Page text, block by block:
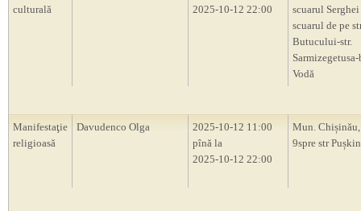
culturală
2025-10-12 22:00
scuarul
scuarul de pe
Butucului-str.
Vodă
Manifestaţie
religioasă
Davudenco Olga
2025-10-12 11:00
pînă la
2025-10-12 22:00
Mun.
9spre str